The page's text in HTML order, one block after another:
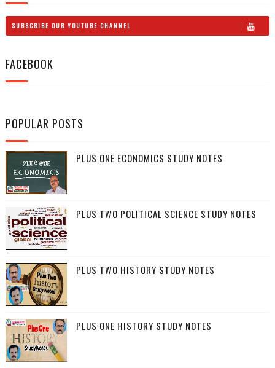
SUBSCRIBE OUR YOUTUBE CHANNEL
FACEBOOK
POPULAR POSTS
PLUS ONE ECONOMICS STUDY NOTES
PLUS TWO POLITICAL SCIENCE STUDY NOTES
PLUS TWO HISTORY STUDY NOTES
PLUS ONE HISTORY STUDY NOTES